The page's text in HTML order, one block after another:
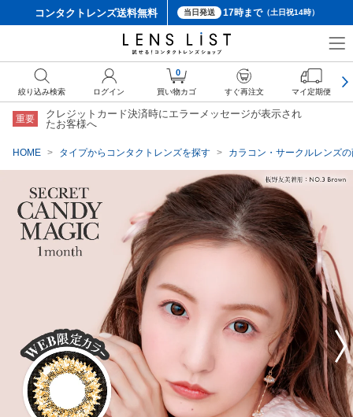
コンタクトレンズ送料無料 当日発送 17時まで（土日祝14時）
重要
クレジットカード決済時にエラーメッセージが表示され
たお客様へ
HOME タイプからコンタクトレンズを探す カラコン・サークルレンズ
絞り込み検索 ログイン
0
買い物カゴ すぐ再注文 マイ定期便
クーポン詳細